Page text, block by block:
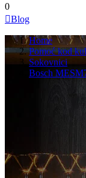
0
Blog
Home
Pomoć kod
Sokovnici
Bosch